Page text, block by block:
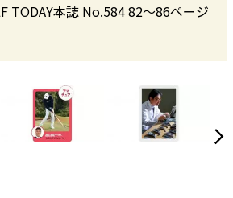
TODAY本誌 No.584 82〜86ページ